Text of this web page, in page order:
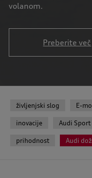
volanom.
Preberite več
življenjski slog E-
inovacije Audi Sport
prihodnost Audi